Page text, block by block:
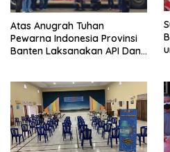
Atas Anugrah Tuhan
Pewarna Indonesia Provinsi
Banten Laksanakan API Dan